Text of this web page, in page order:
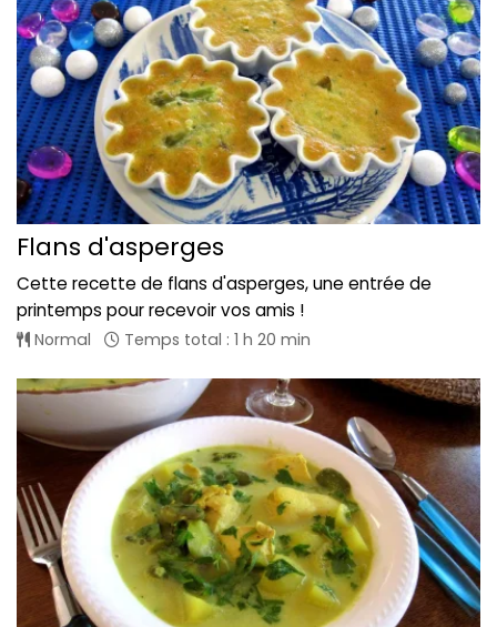
Flans d'asperges
Cette recette de flans d'asperges, une entrée de
printemps pour recevoir vos amis !
Normal Temps total : 1 h 20 min